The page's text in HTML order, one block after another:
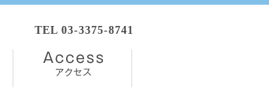
TEL 03-3375-8741